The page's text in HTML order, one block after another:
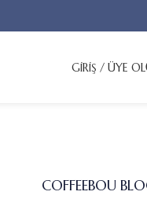
GIRIŞ / ÜYE OL
COFFEEBOU